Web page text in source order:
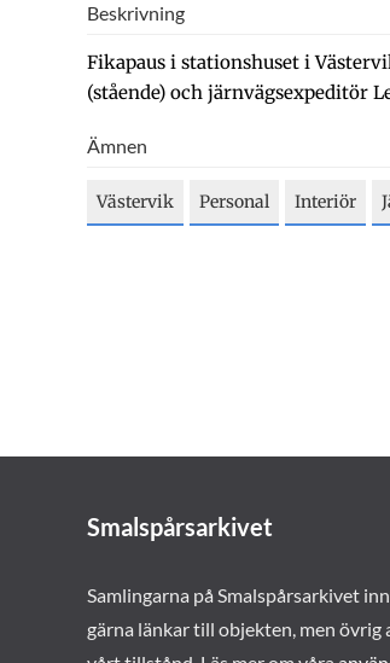
Beskrivning
Fikapaus i stationshuset i
(stående) och järnvägsexpeditör
Ämnen
Västervik Personal Interiör
Smalspårsarkivet
Samlingarna på Smalspårsarkivet
gärna länkar till objekten, men